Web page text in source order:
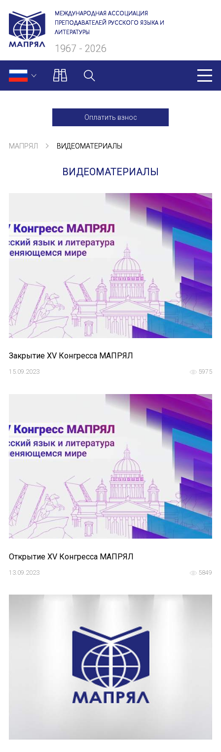
МЕЖДУНАРОДНАЯ АССОЦИАЦИЯ
ПРЕПОДАВАТЕЛЕЙ РУССКОГО ЯЗЫКА И
ЛИТЕРАТУРЫ
1967 - 2026
Оплатить взнос
О нас
Президиум
Ревизионная комиссия
Члены МАПРЯЛ
Устав МАПРЯЛ
Вступить в МАПРЯЛ
История МАПРЯЛ
Медаль А. С. Пушкина
Оплата членских взносов МАПРЯЛ
МЕРОПРИЯТИЯ
Архив мероприятий
НОВОСТИ
XIII КОНГРЕСС МАПРЯЛ
XIV КОНГРЕСС МАПРЯЛ
XV КОНГРЕСС МАПРЯЛ
Научно-практические семинары по
Международная конференция по РКИ в
Международный форум TERRA RUSISTICA
Семинар в Абу-Даби: Русский язык и
МАПРЯЛ ВИДЕОМАТЕРИАЛЫ
ВИДЕОМАТЕРИАЛЫ
Закрытие XV Конгресса МАПРЯЛ
5975
15.09.2023
Открытие XV Конгресса МАПРЯЛ
5849
13.09.2023